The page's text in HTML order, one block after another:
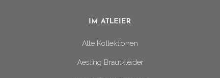
IM ATLEIER
Alle Kollektionen
Aesling Brautkleider